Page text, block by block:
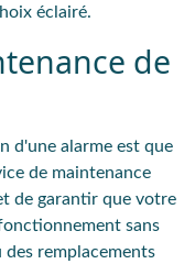
éclairé.
de
d'une alarme est que
de maintenance
de garantir que votre
sans
remplacements